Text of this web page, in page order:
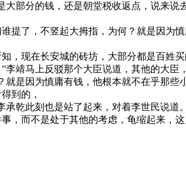
部分的钱，还是朝堂税收返点，说来
提了，不竖起大拇指，为何？就是因为
现在长安城的砖坊，大部分都是百姓
靖马上反驳那个大臣说道，其他的大臣
是因为慎庸有钱，他根本就不在乎那
到的，
乾此刻也是站了起来，对着李世民说道。
，而不是处于其他的考虑，龟缩起来，这